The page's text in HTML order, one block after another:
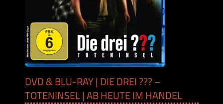
DVD & BLU-RAY | DIE DREI ??? –
TOTENINSEL | AB HEUTE IM HANDEL